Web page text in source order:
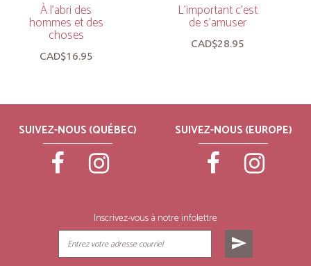
À l’abri des
hommes et des
choses
CAD$16.95
L’important c’est
de s’amuser
CAD$28.95
SUIVEZ-NOUS (QUÉBEC) SUIVEZ-NOUS (EUROPE)
Inscrivez-vous à notre infolettre
send